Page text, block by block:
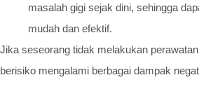
masalah gigi sejak dini, sehingga
mudah dan efektif.
Jika seseorang tidak melakukan
berisiko mengalami berbagai dampak